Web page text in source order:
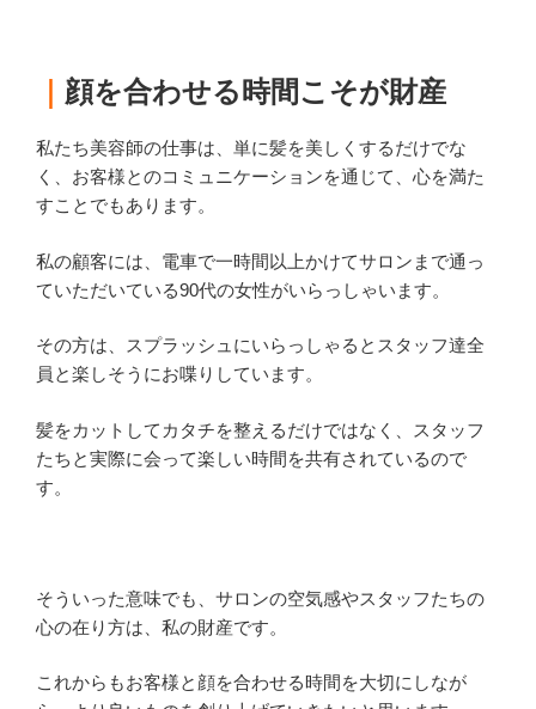
顔を合わせる時間こそが財産
私たち美容師の仕事は、単に髪を美しくするだけでな
く、お客様とのコミュニケーションを通じて、心を満た
すことでもあります。
私の顧客には、電車で一時間以上かけてサロンまで通っ
ていただいている90代の女性がいらっしゃいます。
その方は、スプラッシュにいらっしゃるとスタッフ達全
員と楽しそうにお喋りしています。
髪をカットしてカタチを整えるだけではなく、スタッフ
たちと実際に会って楽しい時間を共有されているので
す。
そういった意味でも、サロンの空気感やスタッフたちの
心の在り方は、私の財産です。
これからもお客様と顔を合わせる時間を大切にしなが